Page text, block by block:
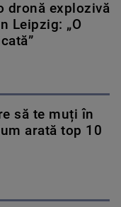
dronă explozivă
Leipzig: „O
să te muți în
arată top 10